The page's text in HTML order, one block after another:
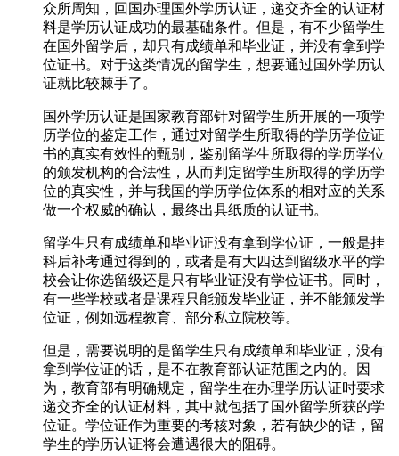
众所周知，回国办理国外学历认证，递交齐全的认证材
料是学历认证成功的最基础条件。但是，有不少留学生
在国外留学后，却只有成绩单和毕业证，并没有拿到学
位证书。对于这类情况的留学生，想要通过国外学历认
证就比较棘手了。
国外学历认证是国家教育部针对留学生所开展的一项学
历学位的鉴定工作，通过对留学生所取得的学历学位证
书的真实有效性的甄别，鉴别留学生所取得的学历学位
的颁发机构的合法性，从而判定留学生所取得的学历学
位的真实性，并与我国的学历学位体系的相对应的关系
做一个权威的确认，最终出具纸质的认证书。
留学生只有成绩单和毕业证没有拿到学位证，一般是挂
科后补考通过得到的，或者是有大四达到留级水平的学
校会让你选留级还是只有毕业证没有学位证书。同时，
有一些学校或者是课程只能颁发毕业证，并不能颁发学
位证，例如远程教育、部分私立院校等。
但是，需要说明的是留学生只有成绩单和毕业证，没有
拿到学位证的话，是不在教育部认证范围之内的。因
为，教育部有明确规定，留学生在办理学历认证时要求
递交齐全的认证材料，其中就包括了国外留学所获的学
位证。学位证作为重要的考核对象，若有缺少的话，留
学生的学历认证将会遭遇很大的阻碍。